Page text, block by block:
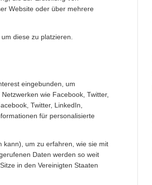
Website oder über mehrere
diese zu platzieren.
eingebunden, um
wie Facebook, Twitter,
Twitter, LinkedIn,
für personalisierte
kann), um zu erfahren, wie sie mit
Daten werden so weit
in den Vereinigten Staaten